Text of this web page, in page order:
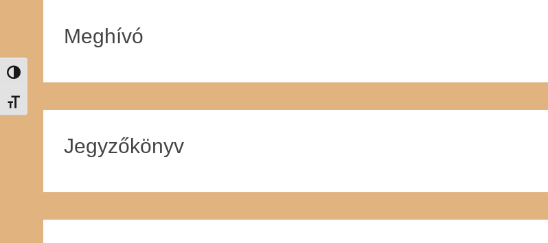
Nagy kontraszt váltása
Betűméret váltása
Meghívó
Jegyzőkönyv